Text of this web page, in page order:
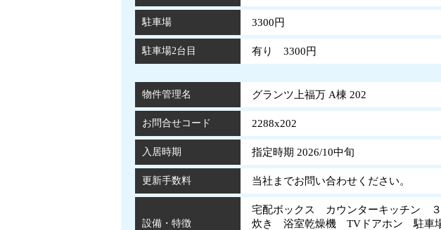
駐車場 3300円
駐車場2台目 有り 3300円
物件管理名 グランツ上福万 A棟 202
お問合せコード 2288x202
入居時期 指定時期 2026/10中旬
更新手数料 当社までお問い合わせください。
設備・特徴
宅配ボックス カウンターキッチン
炊き 浴室乾燥機 TVドアホン 駐車